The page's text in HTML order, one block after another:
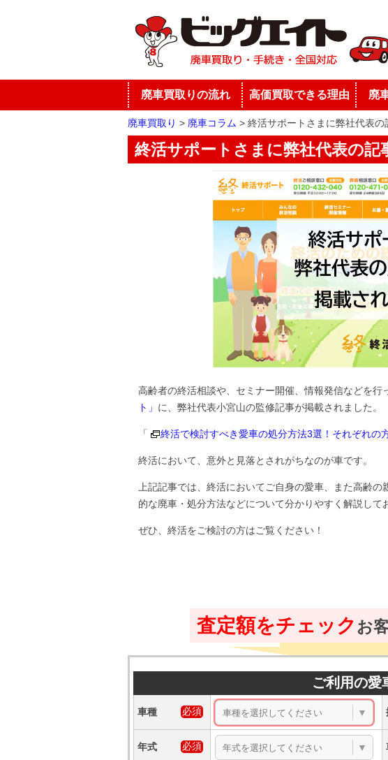
廃車買取りの流れ 高価買取できる理由 廃
廃車買取り 廃車コラム 終活サポートさまに弊社代表の
終活サポートさまに弊社代表の記
高齢者の終活相談や、セミナー開催、情報発信などを行
ト」 に、弊社代表小宮山の監修記事が掲載されました。
「 終活で検討すべき愛車の処分方法3選！それぞれの
終活において、意外と見落とされがちなのが車です。
上記記事では、終活においてご自身の愛車、また高齢
的な廃車・処分方法などについて分かりやすく解説して
ぜひ、終活をご検討の方はご覧ください！
査定額をチェック お
ご利用の愛
車種 ▼
年式 ▼